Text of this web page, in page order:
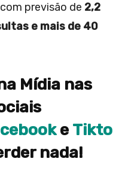
previsão de 2,2
e mais de 40
Mídia nas
eTikto
nada!